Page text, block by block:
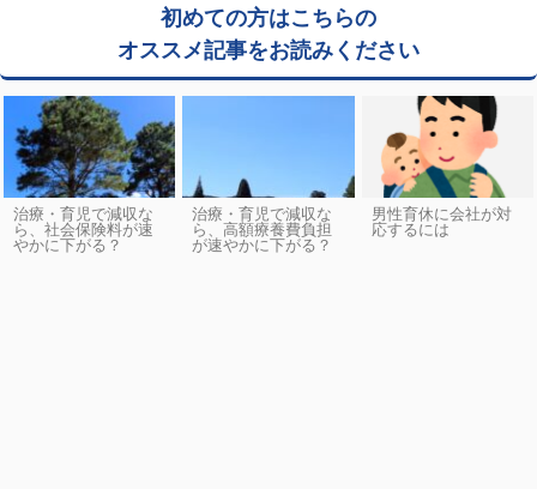
初めての方はこちらの
オススメ記事をお読みください
治療・育児で減収な
ら、社会保険料が速
やかに下がる？
治療・育児で減収な
ら、高額療養費負担
が速やかに下がる？
男性育休に会社が対
応するには